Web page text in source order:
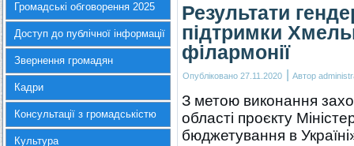
Громадські обговорення 2025
Доступ до публічної інформації
Звернення громадян
Кадри
Консультації з громадськістю
Культура
Результати
підтримки
фiлармонiї
Опубліковано 27.11.2020 | Автор
З метою виконання
області проєкту
бюджетування в